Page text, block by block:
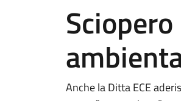
Anche la Ditta ECE